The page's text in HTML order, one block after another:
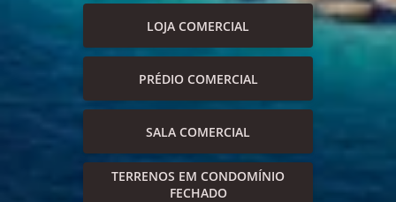
LOJA COMERCIAL
PRÉDIO COMERCIAL
SALA COMERCIAL
TERRENOS EM CONDOMÍNIO
FECHADO